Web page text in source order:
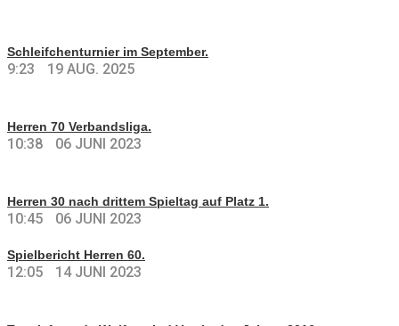
Schleifchenturnier im September.
9:23 19 AUG. 2025
Herren 70 Verbandsliga.
10:38 06 JUNI 2023
Herren 30 nach drittem Spieltag auf Platz 1.
10:45 06 JUNI 2023
Spielbericht Herren 60.
12:05 14 JUNI 2023